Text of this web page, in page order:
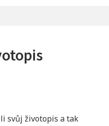
svůj životopis a tak